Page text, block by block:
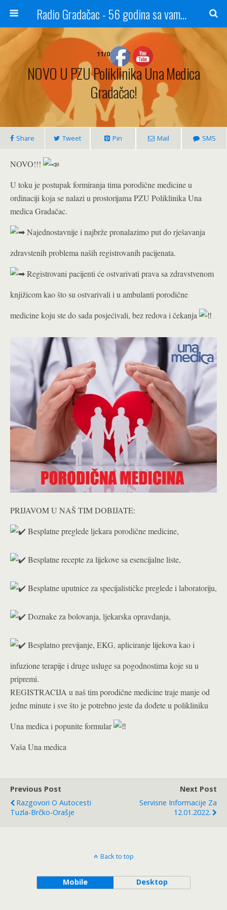
Radio Gradačac - 56 godina sa vama...
11/01/2022
NOVO U PZU Poliklinika Una Medica
Gradačac!
Share Tweet Pin Mail SMS
NOVO!!!
U toku je postupak formiranja tima porodične medicine u
ordinaciji koja se nalazi u prostorijama PZU Poliklinika Una
medica Gradačac.
Najednostavnije i najbrže pronalazimo put do rješavanja
zdravstenih problema naših registrovanih pacijenata.
Registrovani pacijenti će ostvarivati prava sa zdravstvenom
knjižicom kao što su ostvarivali i u ambulanti porodične
medicine koju ste do sada posjećivali, bez redova i čekanja
PRIJAVOM U NAŠ TIM DOBIJATE:
Besplatne preglede ljekara porodične medicine,
Besplatne recepte za lijekove sa esencijalne liste,
Besplatne uputnice za specijalističke preglede i laboratoriju,
Doznake za bolovanja, ljekarska opravdanja,
Besplatno previjanje, EKG, apliciranje lijekova kao i
infuzione terapije i druge usluge sa pogodnostima koje su u
pripremi.
REGISTRACIJA u naš tim porodične medicine traje manje od
jedne minute i sve što je potrebno jeste da dođete u polikliniku
Una medica i popunite formular
Vaša Una medica
Previous Post
Razgovori O Autocesti
Tuzla-Brčko-Orašje
Next Post
Servisne Informacije Za
12.01.2022.
Back to top
Mobile Desktop